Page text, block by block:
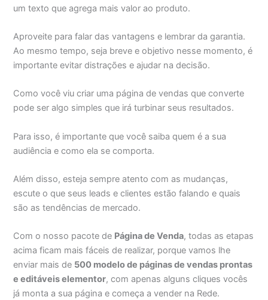
um texto que agrega mais valor ao produto.
Aproveite para falar das vantagens e lembrar da garantia.
Ao mesmo tempo, seja breve e objetivo nesse momento, é
importante evitar distrações e ajudar na decisão.
Como você viu criar uma página de vendas que converte
pode ser algo simples que irá turbinar seus resultados.
Para isso, é importante que você saiba quem é a sua
audiência e como ela se comporta.
Além disso, esteja sempre atento com as mudanças,
escute o que seus leads e clientes estão falando e quais
são as tendências de mercado.
Com o nosso pacote de Página de Venda, todas as etapas
acima ficam mais fáceis de realizar, porque vamos lhe
enviar mais de 500 modelo de páginas de vendas prontas
e editáveis elementor, com apenas alguns cliques vocês
já monta a sua página e começa a vender na Rede.